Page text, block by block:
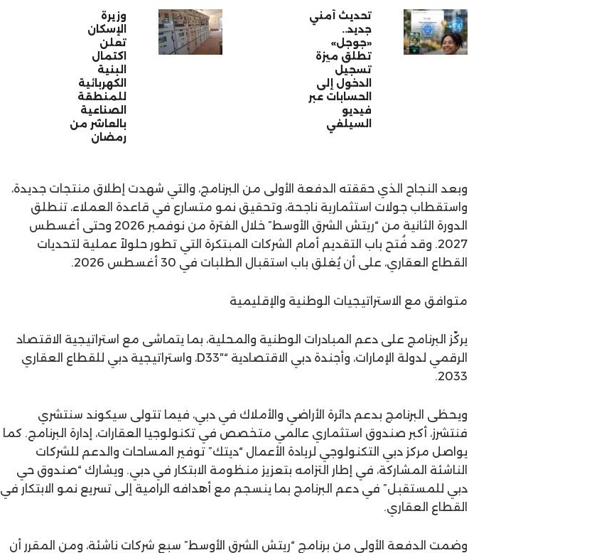
تحديث أمني
جديد..
«جوجل»
تطلق ميزة
تسجيل
الدخول إلى
الحسابات عبر
فيديو
السيلفي
وزيرة
الإسكان
تعلن
اكتمال
البنية
الكهربائية
للمنطقة
الصناعية
بالعاشر من
رمضان
وبعد النجاح الذي حققته الدفعة الأولى من البرنامج، والتي شهدت إطلاق منتجات جديدة،
واستقطاب جولات استثمارية ناجحة، وتحقيق نمو متسارع في قاعدة العملاء، تنطلق
الدورة الثانية من “ريتش الشرق الأوسط” خلال الفترة من نوفمبر 2026 وحتى أغسطس
2027. وقد فُتح باب التقديم أمام الشركات المبتكرة التي تطور حلولاً عملية لتحديات
القطاع العقاري، على أن يُغلق باب استقبال الطلبات في 30 أغسطس 2026.
متوافق مع الاستراتيجيات الوطنية والإقليمية
يركّز البرنامج على دعم المبادرات الوطنية والمحلية، بما يتماشى مع استراتيجية الاقتصاد
الرقمي لدولة الإمارات، وأجندة دبي الاقتصادية “D33″، واستراتيجية دبي للقطاع العقاري
2033.
ويحظى البرنامج بدعم دائرة الأراضي والأملاك في دبي، فيما تتولى سيكوند سنتشري
فنتشرز، أكبر صندوق استثماري عالمي متخصص في تكنولوجيا العقارات، إدارة البرنامج. كما
يواصل مركز دبي التكنولوجي لريادة الأعمال “ديتك” توفير المساحات والدعم للشركات
الناشئة المشاركة، في إطار التزامه بتعزيز منظومة الابتكار في دبي. ويشارك “صندوق حي
دبي للمستقبل” في دعم البرنامج بما ينسجم مع أهدافه الرامية إلى تسريع نمو الابتكار في
القطاع العقاري.
وضمت الدفعة الأولى من برنامج “ريتش الشرق الأوسط” سبع شركات ناشئة، ومن المقرر أن